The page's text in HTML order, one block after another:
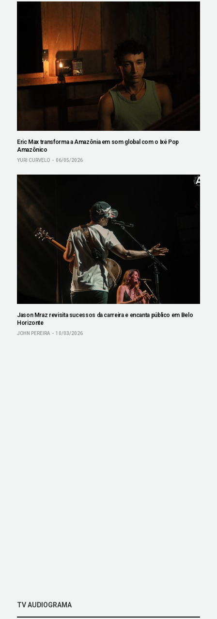
Eric Max transforma a Amazônia em som global com o Ixé Pop
Amazônico
YURI CURVELO 06/05/2026
Jason Mraz revisita sucessos da carreira e encanta público em Belo
Horizonte
JOHN PEREIRA 10/03/2026
TV AUDIOGRAMA